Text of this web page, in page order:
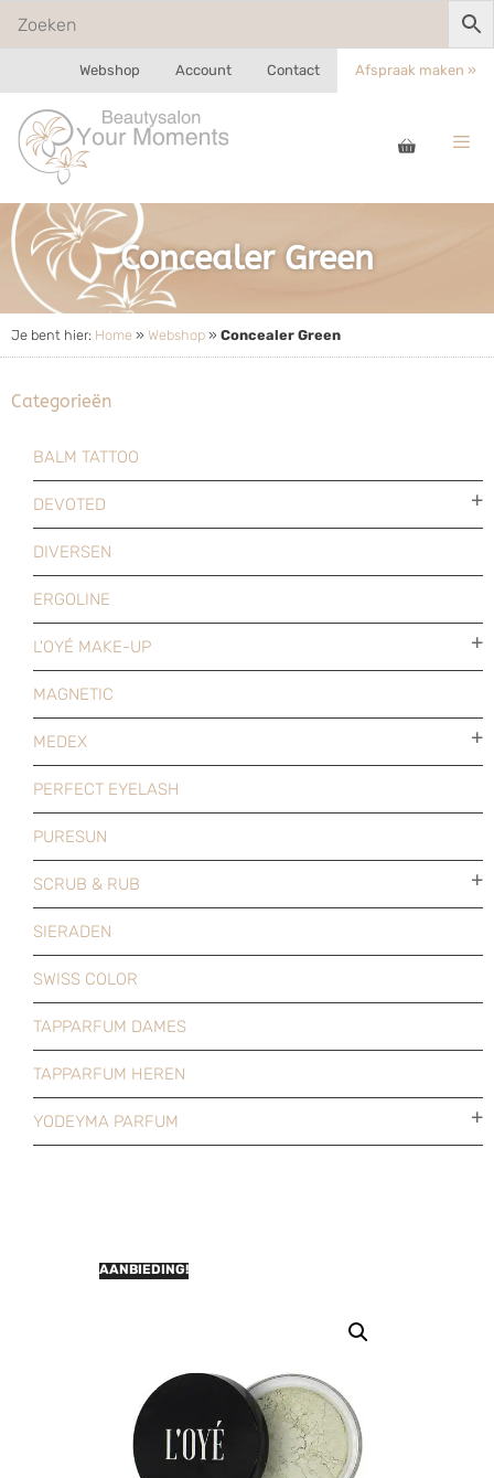
Webshop Account Contact Afspraak maken »
Concealer Green
Je bent hier: Home » Webshop » Concealer Green
Categorieën
BALM TATTOO
DEVOTED
DIVERSEN
ERGOLINE
L'OYÉ MAKE-UP
MAGNETIC
MEDEX
PERFECT EYELASH
PURESUN
SCRUB & RUB
SIERADEN
SWISS COLOR
TAPPARFUM DAMES
TAPPARFUM HEREN
YODEYMA PARFUM
AANBIEDING!